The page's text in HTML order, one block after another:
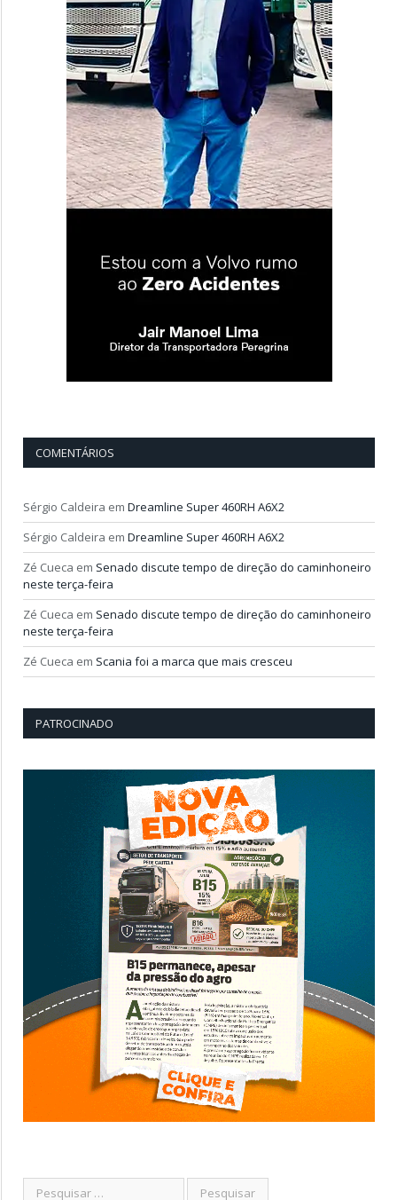
COMENTÁRIOS
Sérgio Caldeira em Dreamline Super 460RH A6X2
Sérgio Caldeira em Dreamline Super 460RH A6X2
Zé Cueca em Senado discute tempo de direção do caminhoneiro
neste terça-feira
Zé Cueca em Senado discute tempo de direção do caminhoneiro
neste terça-feira
Zé Cueca em Scania foi a marca que mais cresceu
PATROCINADO